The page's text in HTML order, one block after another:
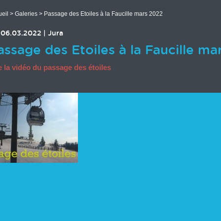
> Galeries> Passage des Etoiles à la Faucille mars 2022
06.03.2022 Jura
des Etoiles à la Faucille
la vidéo du passage des étoiles
des images en cours...